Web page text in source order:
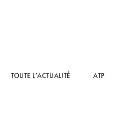
TOUTE L’ACTUALITÉ ATP